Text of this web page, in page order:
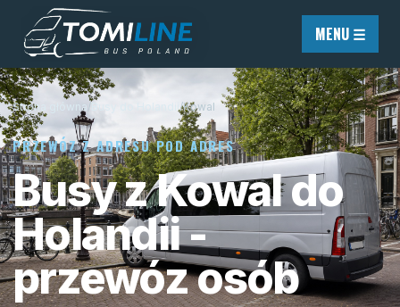
Przejdź do treści
MENU ☰
Strona główna / Busy do Holandii/Kowal
PRZEWÓZ Z ADRESU POD ADRES
Busy z Kowal do
Holandii -
przewóz osób